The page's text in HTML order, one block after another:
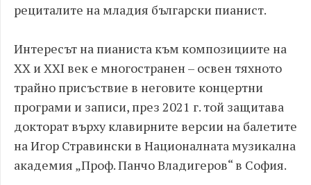
рециталите на младия български пианист.
Интересът на пианиста към композициите на
ХХ и ХХI век е многостранен – освен тяхното
трайно присъствие в неговите концертни
програми и записи, през 2021 г. той защитава
докторат върху клавирните версии на балетите
на Игор Стравински в Националната музикална
академия „Проф. Панчо Владигеров“ в София.